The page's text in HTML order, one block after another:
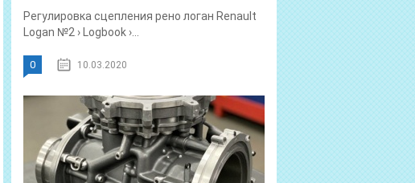
Регулировка сцепления рено логан Renault
Logan №2 › Logbook ›...
0 10.03.2020